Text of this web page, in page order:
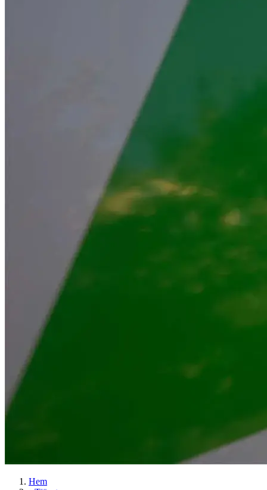
Hem